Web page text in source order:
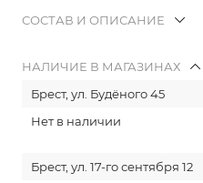
СОСТАВ И ОПИСАНИЕ
НАЛИЧИЕ В МАГАЗИНАХ
Брест, ул. Будёного 45
Нет в наличии
Брест, ул. 17-го сентября 12